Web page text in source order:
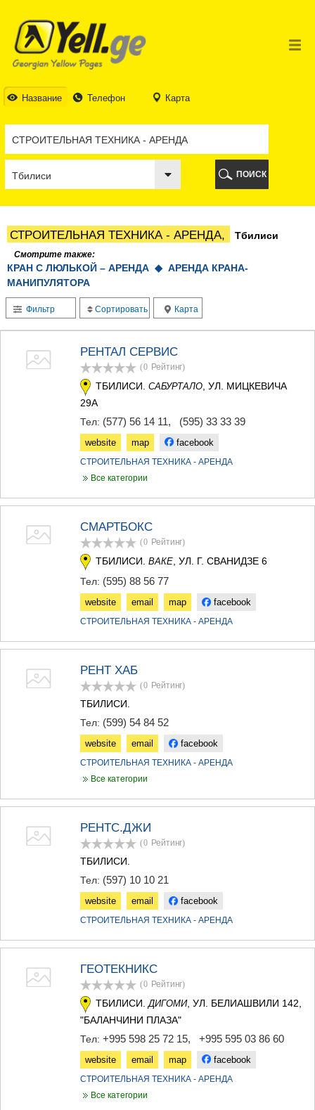
Название Телефон Карта
ТБИЛИСИ
ТБИЛИСИ
АБХАЗИЯ
ГАЛИ
БАТУМИ
КОБУЛЕТИ
ШУАХЕВИ
ЧАКВИ
ОЗУРГЕТИ
ЧОХАТАУРИ
УРЕКИ
ИМЕРЕТИЯ
БАГДАТИ
ВАНИ
ЗЕСТАФОНИ
САЧХЕРЕ
ТКИБУЛИ
ДЕДОПЛИСЦКАРО
ЛАГОДЕХИ
САГАРЕДЖО
МЦХЕТА-МТИАНЕТИ
МЦХЕТА
ГУДАУРИ
АХАЛГОРИ
АМБРОЛАУРИ
МЕГРЕЛИЯ/ВЕРХНЯЯ
АБАША
МАРТВИЛИ
МЕСТИА
ЦАЛЕНДЖИХА
ДЖВАРИ
САМЦХЕ-ДЖАВАХЕТИ
АДИГЕНИ
АХАЛКАЛАКИ
АБАСТУМАНИ
ПОИСК
СТРОИТЕЛЬНАЯ ТЕХНИКА - АРЕНДА, Тбилиси
Смотрите также:
КРАН С ЛЮЛЬКОЙ – АРЕНДА ◆ АРЕНДА КРАНА-
МАНИПУЛЯТОРА
Фильтр Сортировать Карта
РЕНТАЛ СЕРВИС
(0 Рейтинг)
ТБИЛИСИ. САБУРТАЛО , УЛ. МИЦКЕВИЧА
29А
Тел: (577) 56 14 11, (595) 33 33 39
website map facebook
СТРОИТЕЛЬНАЯ ТЕХНИКА - АРЕНДА
Все категории
СМАРТБОКС
(0 Рейтинг)
ТБИЛИСИ. ВАКЕ , УЛ. Г. СВАНИДЗЕ 6
Тел: (595) 88 56 77
website email map facebook
СТРОИТЕЛЬНАЯ ТЕХНИКА - АРЕНДА
РЕНТ ХАБ
(0 Рейтинг)
ТБИЛИСИ.
Тел: (599) 54 84 52
website email facebook
СТРОИТЕЛЬНАЯ ТЕХНИКА - АРЕНДА
Все категории
РЕНТС.ДЖИ
(0 Рейтинг)
ТБИЛИСИ.
Тел: (597) 10 10 21
website email facebook
СТРОИТЕЛЬНАЯ ТЕХНИКА - АРЕНДА
ГЕОТЕКНИКС
(0 Рейтинг)
ТБИЛИСИ. ДИГОМИ, УЛ. БЕЛИАШВИЛИ 142,
"БАЛАНЧИНИ ПЛАЗА"
Тел: +995 598 25 72 15, +995 595 03 86 60
website email map facebook
СТРОИТЕЛЬНАЯ ТЕХНИКА - АРЕНДА
Все категории